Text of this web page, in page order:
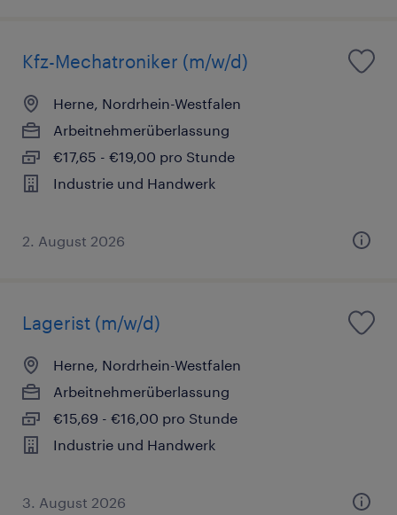
Kfz-Mechatroniker (m/w/d)
Herne, Nordrhein-Westfalen
Arbeitnehmerüberlassung
€17,65 - €19,00 pro Stunde
Industrie und Handwerk
2. August 2026
Lagerist (m/w/d)
Herne, Nordrhein-Westfalen
Arbeitnehmerüberlassung
€15,69 - €16,00 pro Stunde
Industrie und Handwerk
3. August 2026